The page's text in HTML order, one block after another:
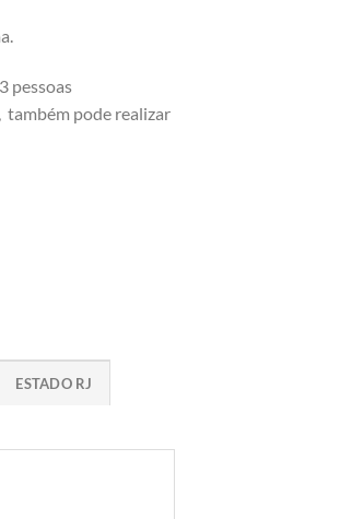
pessoas
, também pode realizar
ESTADO RJ